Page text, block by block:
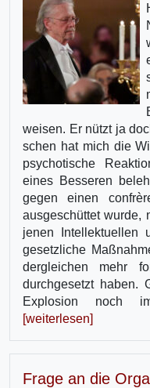
weisen. Er nützt ja
schen hat mich die
psychotische
eines Besseren
gegen einen
ausgeschüttet wurde,
jenen Intellektu­ellen
gesetzliche
dergleichen mehr
durchgesetzt haben.
Explosion noch
[weiterlesen]
Frage an die